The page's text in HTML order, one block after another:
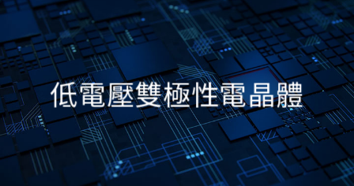
低電壓雙極性電晶體